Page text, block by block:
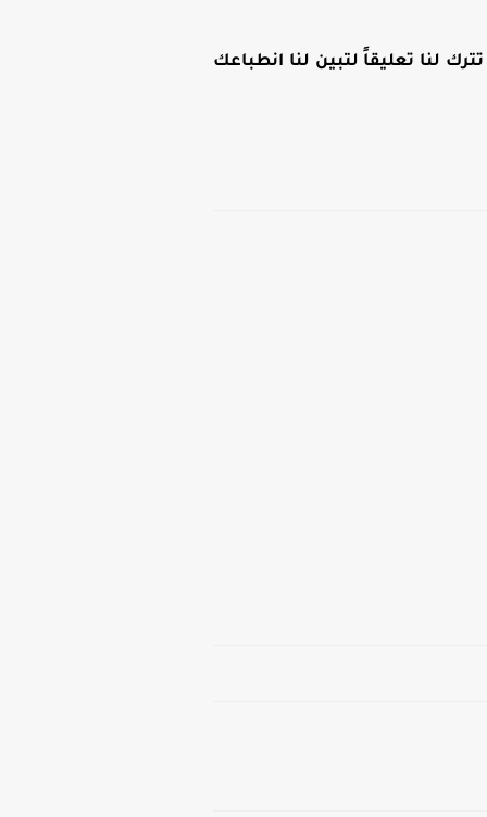
لنا تعليقاً لتبين لنا انطباعك